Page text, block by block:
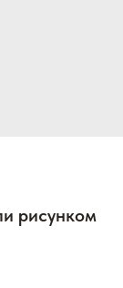
рисунком